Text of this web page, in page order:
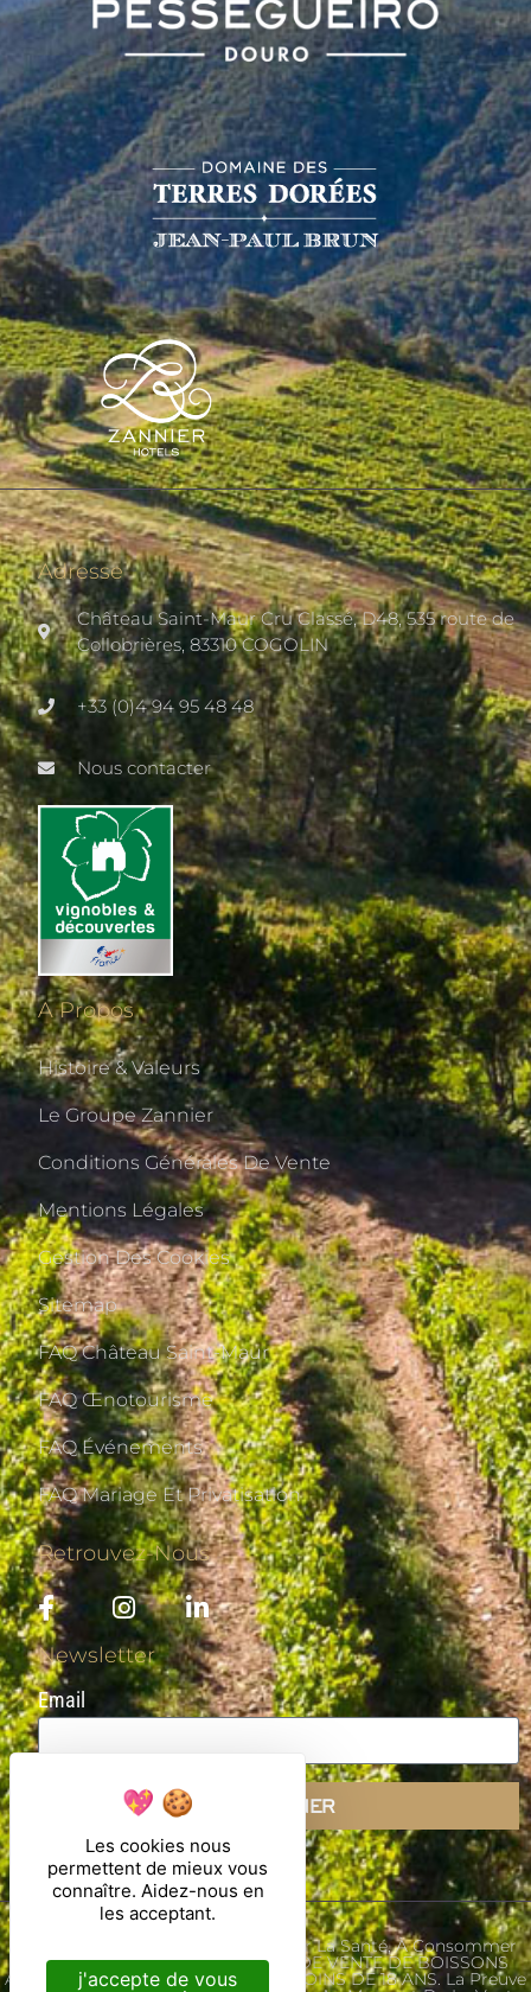
Adresse
Château Saint-Maur Cru Classé, D48, 535 route de
Collobrières, 83310 COGOLIN
+33 (0)4 94 95 48 48
Nous contacter
A Propos
Histoire & Valeurs
Le Groupe Zannier
Conditions Générales De Vente
Mentions Légales
Gestion Des Cookies
Sitemap
FAQ Château Saint-Maur
FAQ Œnotourisme
FAQ Événements
FAQ Mariage Et Privatisation
Retrouvez-Nous
Newsletter
Email
S'ABONNER
L'abus D'alcool Est Dangereux Pour La Santé, À Consommer
Avec Modération. INTERDICTION DE VENTE DE BOISSONS
ALCOOLIQUES AUX MINEURS DE MOINS DE 18 ANS. La Preuve
Les cookies nous
permettent de mieux vous
connaître. Aidez-nous en
les acceptant.
j'accepte de vous